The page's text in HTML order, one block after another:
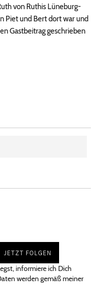
von Ruthis Lüneburg-
Piet und Bert dort war und
Gastbeitrag geschrieben
informiere ich Dich
werden gemäß meiner